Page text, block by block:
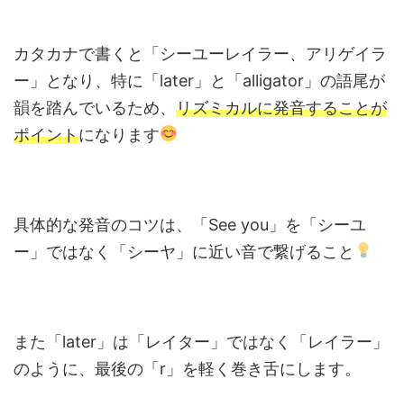
カタカナで書くと「シーユーレイラー、アリゲイラ
ー」となり、特に「later」と「alligator」の語尾が
韻を踏んでいるため、 リズミカルに発音することが
ポイントになります
具体的な発音のコツは、「See you」を「シーユ
ー」ではなく「シーヤ」に近い音で繋げること
また「later」は「レイター」ではなく「レイラー」
のように、最後の「r」を軽く巻き舌にします。